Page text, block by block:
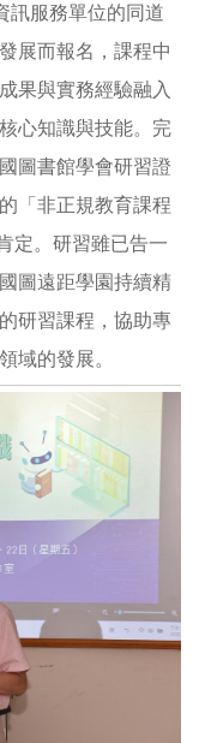
服務單位的同道
展而報名，課程中
果與實務經驗融入
心知識與技能。完
圖書館學會研習證
「非正規教育課程
定。研習雖已告一
圖遠距學園持續精
研習課程，協助專
域的發展。